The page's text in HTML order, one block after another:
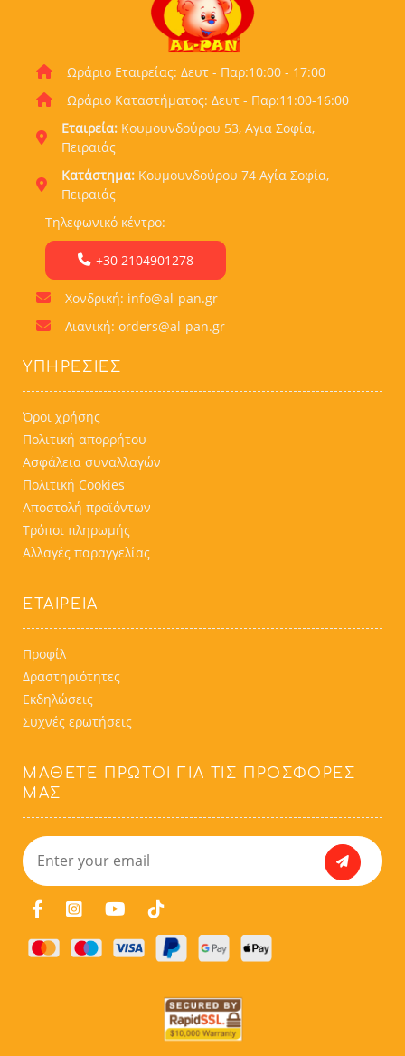
Ωράριο Εταιρείας: Δευτ - Παρ:10:00 - 17:00
Ωράριο Καταστήματος: Δευτ - Παρ:11:00-16:00
Εταιρεία: Κουμουνδούρου 53, Αγια Σοφία,
Πειραιάς
Κατάστημα: Κουμουνδούρου 74 Αγία Σοφία,
Πειραιάς
Τηλεφωνικό κέντρο:
+30 2104901278
Χονδρική: info@al-pan.gr
Λιανική: orders@al-pan.gr
ΥΠΗΡΕΣΊΕΣ
Όροι χρήσης
Πολιτική απορρήτου
Ασφάλεια συναλλαγών
Πολιτική Cookies
Αποστολή προϊόντων
Τρόποι πληρωμής
Αλλαγές παραγγελίας
ΕΤΑΙΡΕΙΑ
Προφίλ
Δραστηριότητες
Εκδηλώσεις
Συχνές ερωτήσεις
ΜΆΘΕΤΕ ΠΡΏΤΟΙ ΓΙΑ ΤΙΣ ΠΡΟΣΦΟΡΈΣ
ΜΑΣ